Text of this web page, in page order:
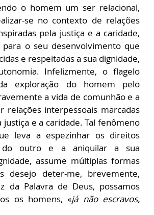
o homem um ser relacional,
se no contexto de relações
pela justiça e a caridade,
o seu desenvolvimento que
e respeitadas a sua dignidade,
Infelizmente, o flagelo
exploração do homem pelo
a vida de comunhão e a
relações interpessoais marcadas
justiça e a caridade. Tal fenômeno
leva a espezinhar os direitos
do outro e a aniquilar a sua
assume múltiplas formas
desejo deter-me, brevemente,
da Palavra de Deus, possamos
os homens, «já não escravos,